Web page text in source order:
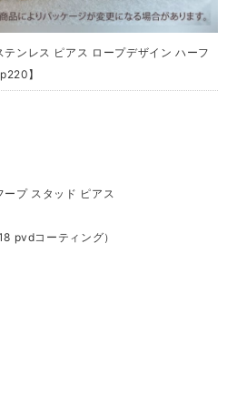
ンレス ピアス ロープデザイン ハーフ
】
プ スタッド ピアス
pvdコーティング）